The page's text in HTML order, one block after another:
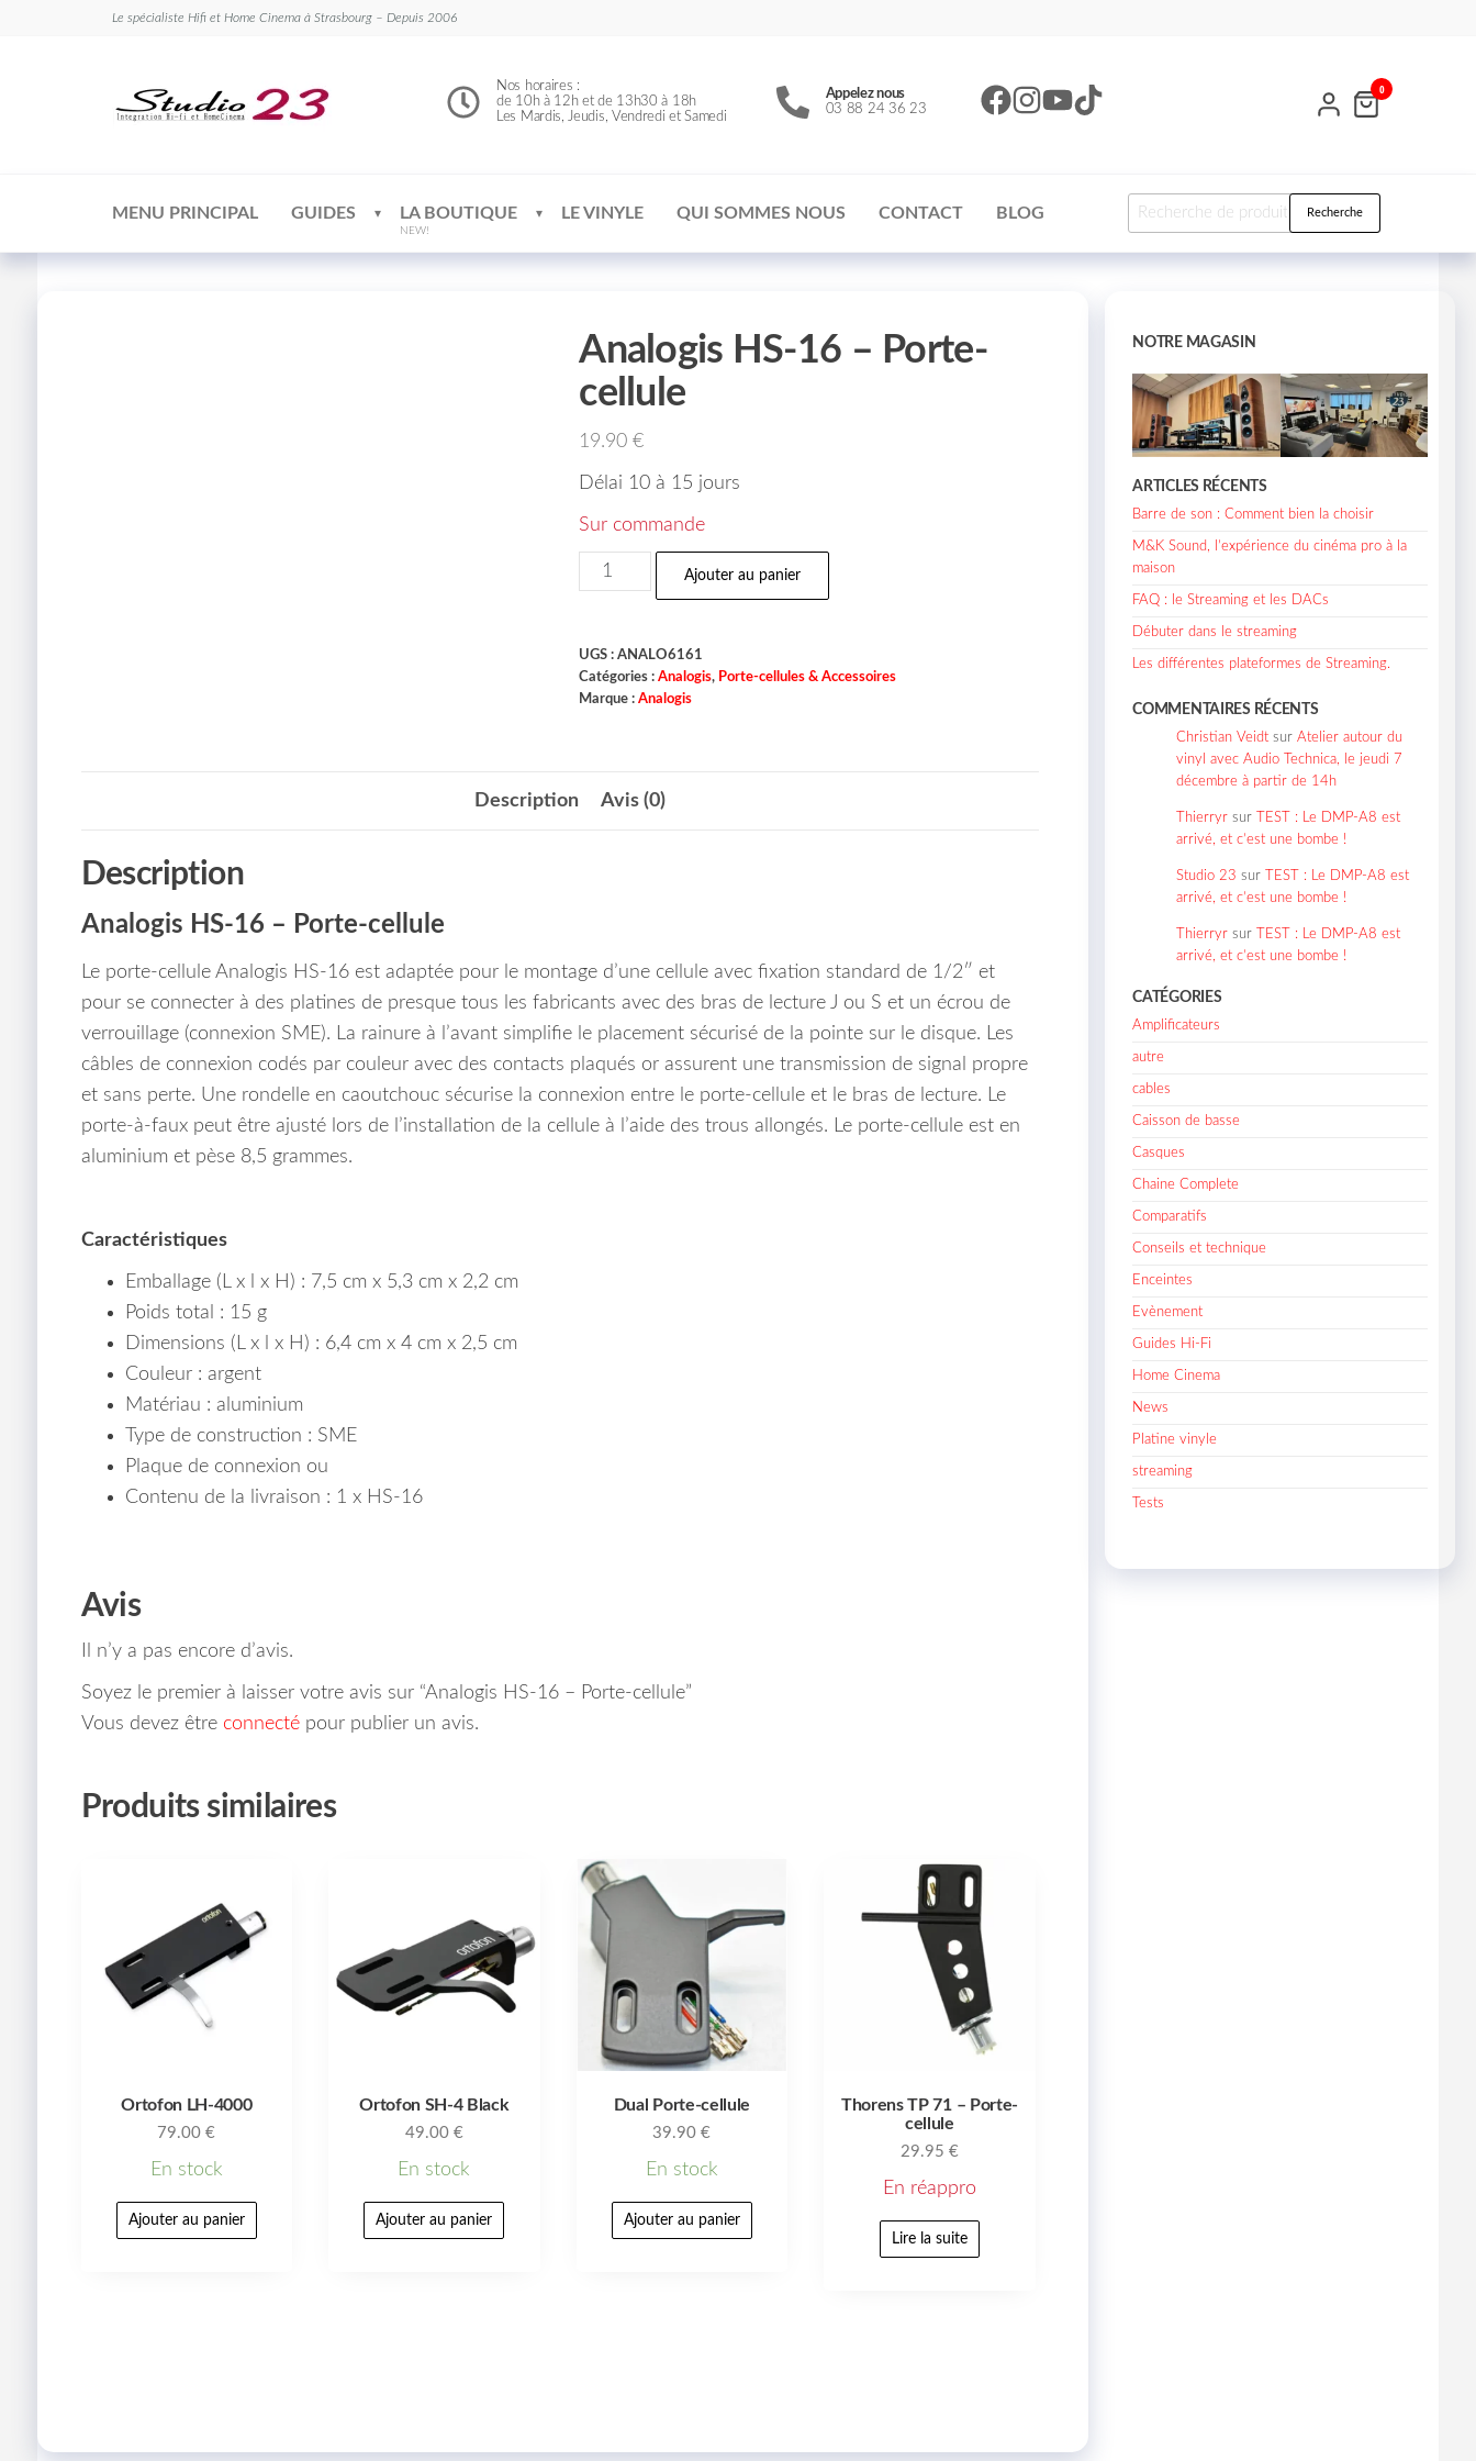
Le spécialiste Hifi et Home Cinema à Strasbourg – Depuis 2006
Nos horaires :
de 10h à 12h et de 13h30 à 18h
Les Mardis, Jeudis, Vendredi et Samedi
Appelez nous
03 88 24 36 23
0
MENU PRINCIPAL GUIDES LA BOUTIQUE
NEW!
LE VINYLE QUI SOMMES NOUS CONTACT BLOG Recherche
Analogis HS-16 – Porte-
cellule
19.90€
Délai 10 à 15 jours
Sur commande
Ajouter au panier
UGS :ANALO6161
Catégories :Analogis, Porte-cellules & Accessoires
Marque :Analogis
Description Avis (0)
Description
Analogis HS-16 – Porte-cellule
Le porte-cellule Analogis HS-16 est adaptée pour le montage d’une cellule avec fixation standard de 1/2″ et
pour se connecter à des platines de presque tous les fabricants avec des bras de lecture J ou S et un écrou de
verrouillage (connexion SME). La rainure à l’avant simplifie le placement sécurisé de la pointe sur le disque. Les
câbles de connexion codés par couleur avec des contacts plaqués or assurent une transmission de signal propre
et sans perte. Une rondelle en caoutchouc sécurise la connexion entre le porte-cellule et le bras de lecture. Le
porte-à-faux peut être ajusté lors de l’installation de la cellule à l’aide des trous allongés. Le porte-cellule est en
aluminium et pèse 8,5 grammes.
Caractéristiques
Emballage (L x l x H) : 7,5 cm x 5,3 cm x 2,2 cm
Poids total : 15 g
Dimensions (L x l x H) : 6,4 cm x 4 cm x 2,5 cm
Couleur : argent
Matériau : aluminium
Type de construction : SME
Plaque de connexion ou
Contenu de la livraison : 1 x HS-16
Avis
Il n’y a pas encore d’avis.
Soyez le premier à laisser votre avis sur “Analogis HS-16 – Porte-cellule”
Vous devez être connectépour publier un avis.
Produits similaires
Ortofon LH-4000
79.00€
En stock
Ajouter au panier
Ortofon SH-4 Black
49.00 €
En stock
Ajouter au panier
Dual Porte-cellule
39.90€
En stock
Ajouter au panier
Thorens TP 71 – Porte-
cellule
29.95 €
En réappro
Lire la suite
NOTRE MAGASIN
ARTICLES RÉCENTS
Barre de son : Comment bien la choisir
M&K Sound, l’expérience du cinéma pro à la
maison
FAQ : le Streaming et les DACs
Débuter dans le streaming
Les différentes plateformes de Streaming.
COMMENTAIRES RÉCENTS
Christian Veidt surAtelier autour du
vinyl avec Audio Technica, le jeudi 7
décembre à partir de 14h
Thierryr sur
TEST : Le DMP-A8 est
arrivé, et c’est une bombe !
Studio 23 sur
TEST : Le DMP-A8 est
arrivé, et c’est une bombe !
Thierryr sur
TEST : Le DMP-A8 est
arrivé, et c’est une bombe !
CATÉGORIES
Amplificateurs
autre
cables
Caisson de basse
Casques
Chaine Complete
Comparatifs
Conseils et technique
Enceintes
Evènement
Guides Hi-Fi
Home Cinema
News
Platine vinyle
streaming
Tests